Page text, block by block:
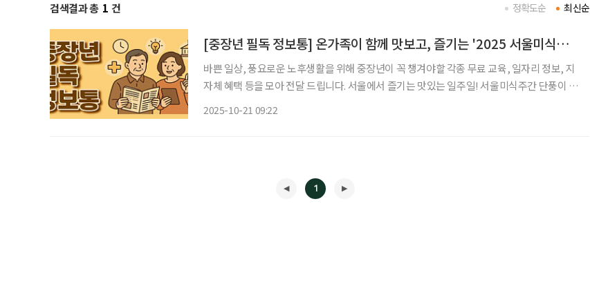
검색결과 총 1 건 최신순
정확도순
[중장년 필독 정보통] 온가족이 함께 맛보고, 즐기는 '2025 서울미식주간'
바쁜 일상, 풍요로운 노후생활을 위해 중장년이 꼭 챙겨야할 각종 무료 교육, 일자리 정보, 지
자체 혜택 등을 모아 전달 드립니다. 서울에서 즐기는 맛있는 일주일! 서울미식주간 단풍이 붉
2025-10-21 09:22
1